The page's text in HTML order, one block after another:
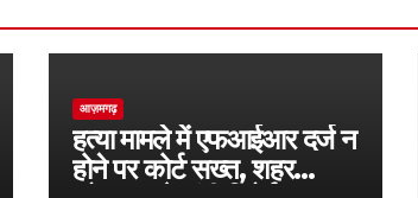
आज़मगढ़
हत्या मामले में एफआईआर दर्ज न
होने पर कोर्ट सख्त, शहर